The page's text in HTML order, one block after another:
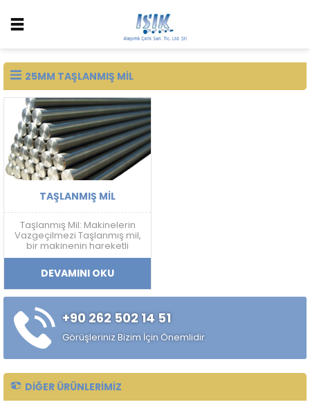
25MM TAŞLANMIŞ MIL
TAŞLANMIŞ MIL
Taşlanmış Mil: Makinelerin
Vazgeçilmezi Taşlanmış mil,
bir makinenin hareketli
parçalarını birbirine
bağlayan, aşınmaya ve
yıpranmaya dayanıklı bir
parçadır. Genellikle çelikten
yapılır ve taşlama işlemiyle
yüzeyi düzgünleştirilir.
Taşlanmış mil, makinelerin
verimli ve sorunsuz
çalışmasını sağlayan önemli
bir parçadır. Taşlanmış Milin
Tarihçesi...
DEVAMINI OKU
+90 262 502 14 51
Görüşleriniz Bizim İçin Önemlidir.
DIĞER ÜRÜNLERIMIZ